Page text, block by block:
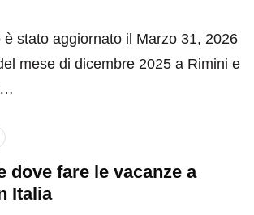
stato aggiornato il Marzo 31, 2026
mese di dicembre 2025 a Rimini e
dove fare le vacanze a
Italia